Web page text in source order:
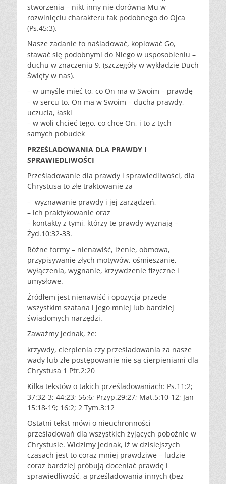
stworzenia – nikt inny nie dorówna Mu w
rozwinięciu charakteru tak podobnego do Ojca
(Ps.45:3).
Nasze zadanie to naśladować, kopiować Go,
stawać się podobnymi do Niego w usposobieniu –
duchu w znaczeniu 9. (szczegóły w wykładzie Duch
Święty w nas).
– w umyśle mieć to, co On ma w Swoim – prawdę
– w sercu to, On ma w Swoim – ducha prawdy,
uczucia, łaski
– w woli chcieć tego, co chce On, i to z tych
samych pobudek
PRZEŚLADOWANIA DLA PRAWDY I
SPRAWIEDLIWOŚCI
Prześladowanie dla prawdy i sprawiedliwości, dla
Chrystusa to złe traktowanie za
– wyznawanie prawdy i jej zarządzeń,
– ich praktykowanie oraz
– kontakty z tymi, którzy te prawdy wyznają –
Żyd.10:32-33.
Różne formy – nienawiść, lżenie, obmowa,
przypisywanie złych motywów, ośmieszanie,
wyłączenia, wygnanie, krzywdzenie fizyczne i
umysłowe.
Źródłem jest nienawiść i opozycja przede
wszystkim szatana i jego mniej lub bardziej
świadomych narzędzi.
Zaważmy jednak, że:
krzywdy, cierpienia czy prześladowania za nasze
wady lub złe postępowanie nie są cierpieniami dla
Chrystusa 1 Ptr.2:20
Kilka tekstów o takich prześladowaniach: Ps.11:2;
37:32-3; 44:23; 56:6; Przyp.29:27; Mat.5:10-12; Jan
15:18-19; 16:2; 2 Tym.3:12
Ostatni tekst mówi o nieuchronności
prześladowań dla wszystkich żyjących pobożnie w
Chrystusie. Widzimy jednak, iż w dzisiejszych
czasach jest to coraz mniej prawdziwe – ludzie
coraz bardziej próbują doceniać prawdę i
sprawiedliwość, a prześladowania innych (bez